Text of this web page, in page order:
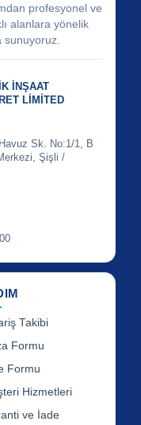
profesyonel ve
alanlara yönelik
sunuyoruz.
İNŞAAT
LİMİTED
Sk. No:1/1, B
Şişli /
Takibi
Formu
Formu
Hizmetleri
ve İade